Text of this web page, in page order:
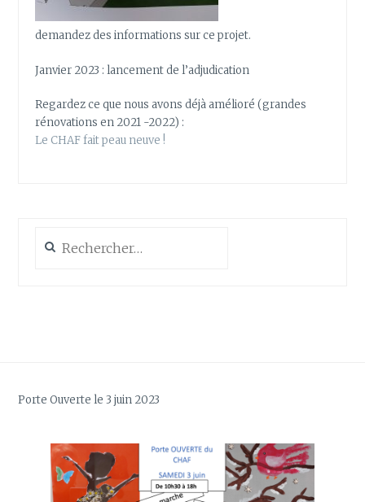
demandez des informations sur ce projet.
Janvier 2023 : lancement de l’adjudication
Regardez ce que nous avons déjà amélioré (grandes
rénovations en 2021 -2022) :
Le CHAF fait peau neuve !
Porte Ouverte le 3 juin 2023